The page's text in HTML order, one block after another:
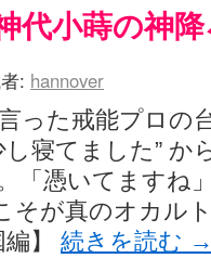
代小蒔の神
: hannover
った戒能プロの
し寝てました” か
「憑いてますね
そが真のオカル
】 続きを読む